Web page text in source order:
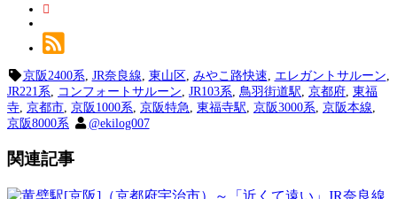
京阪2400系 JR奈良線 東山区, みやこ路快速 エレガントサルーン
JR221系
コンフォートサルーン JR103系 鳥羽街道駅 京都府 東福
寺 京都市 京阪1000系 京阪特急 東福寺駅 京阪3000系 京阪本線
京阪8000系
@ekilog007
関連記事